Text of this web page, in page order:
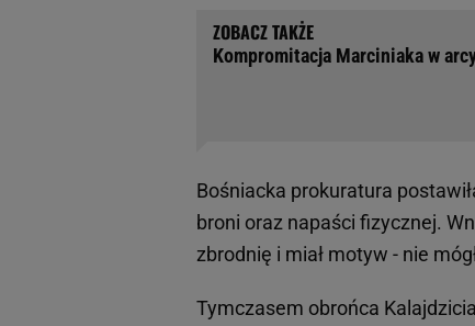
Kompromitacja Marciniaka w
Bośniacka prokuratura
broni oraz napaści fizycznej.
zbrodnię i miał motyw - nie
Tymczasem obrońca